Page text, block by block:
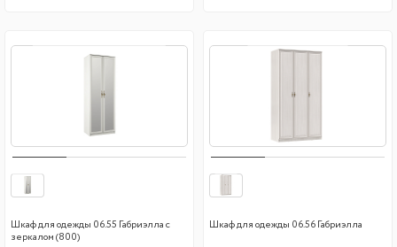
Шкаф для одежды 06.55 Габриэлла с
зеркалом (800)
Шкаф для одежды 06.56 Габриэлла